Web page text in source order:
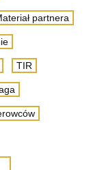
partnera
TIR